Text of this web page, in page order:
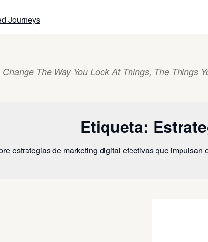
Change The Way You Look At Things, The Things
Etiqueta:
estrategias de marketing digital efectivas que